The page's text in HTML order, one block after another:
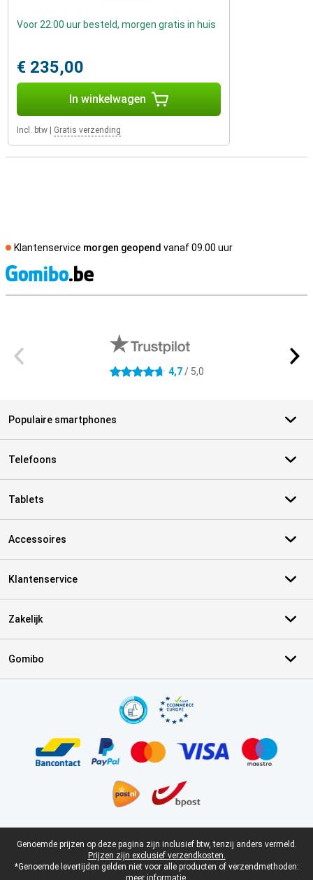
Voor 22:00 uur besteld, morgen gratis in huis
€ 235,00
In winkelwagen
Incl. btw Gratis verzending
Klantenservice morgen geopend vanaf 09.00 uur
4.7 sterren 4,7/ 5,0
Populaire smartphones
Telefoons
Tablets
Accessoires
Klantenservice
Zakelijk
Gomibo
Juridische voettekst
Genoemde prijzen op deze pagina zijn inclusief btw, tenzij anders vermeld.
Prijzen zijn exclusief verzendkosten.
*Genoemde levertijden gelden niet voor alle producten of verzendmethoden:
meer informatie.